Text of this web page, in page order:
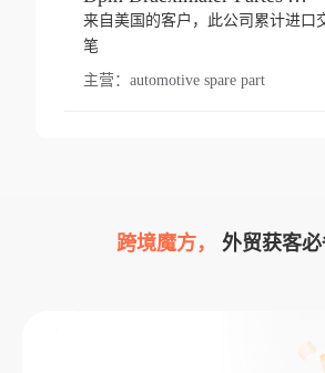
来自美国的客户，此公司累计进口
笔
主营： automotive spare part
跨境魔方， 外贸获客